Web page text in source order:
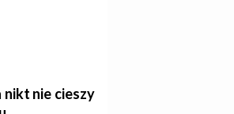
nie cieszy